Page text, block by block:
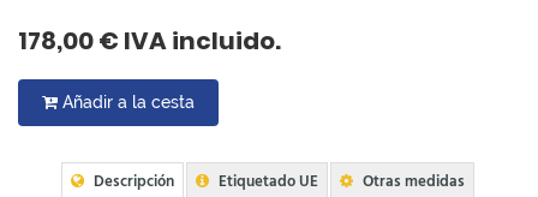
178,00 € IVA incluido.
Añadir a la cesta
Descripción Etiquetado UE Otras medidas